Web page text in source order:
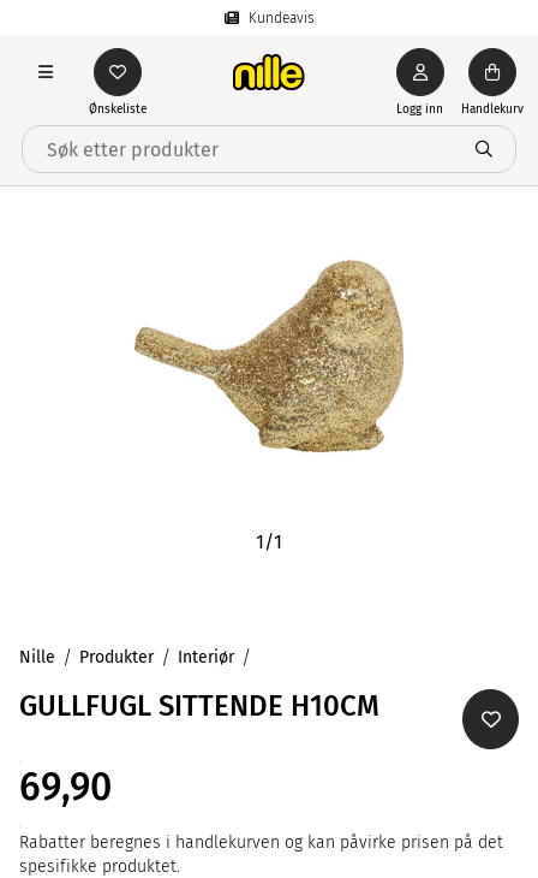
Kundeavis
Ønskeliste Logg inn Handlekurv
1/1
Nille Produkter Interiør
GULLFUGL SITTENDE H10CM
69,90
Rabatter beregnes i handlekurven og kan påvirke prisen på det
spesifikke produktet.